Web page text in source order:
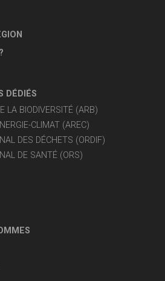
DÉDIÉS
LA BIODIVERSITÉ (ARB)
CLIMAT (AREC)
DES DÉCHETS (ORDIF)
DE SANTÉ (ORS)